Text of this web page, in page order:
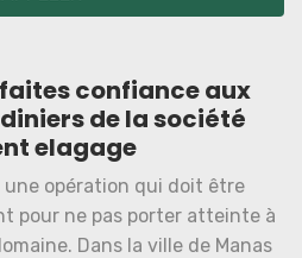
confiance aux
de la société
elagage
une opération qui doit être
pour ne pas porter atteinte à
Dans la ville de Manas